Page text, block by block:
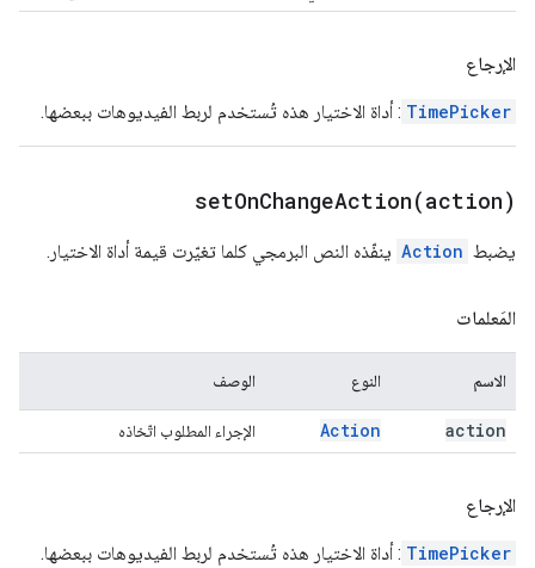
الإرجاع
TimePicker : أداة الاختيار هذه تُستخدم لربط الفيديوهات ببعضها.
setOnChangeAction(action)
يضبط Action ينفّذه النص البرمجي كلما تغيّرت قيمة أداة الاختيار.
المَعلمات
الاسم النوع الوصف
action
Action الإجراء المطلوب اتّخاذه
الإرجاع
TimePicker : أداة الاختيار هذه تُستخدم لربط الفيديوهات ببعضها.